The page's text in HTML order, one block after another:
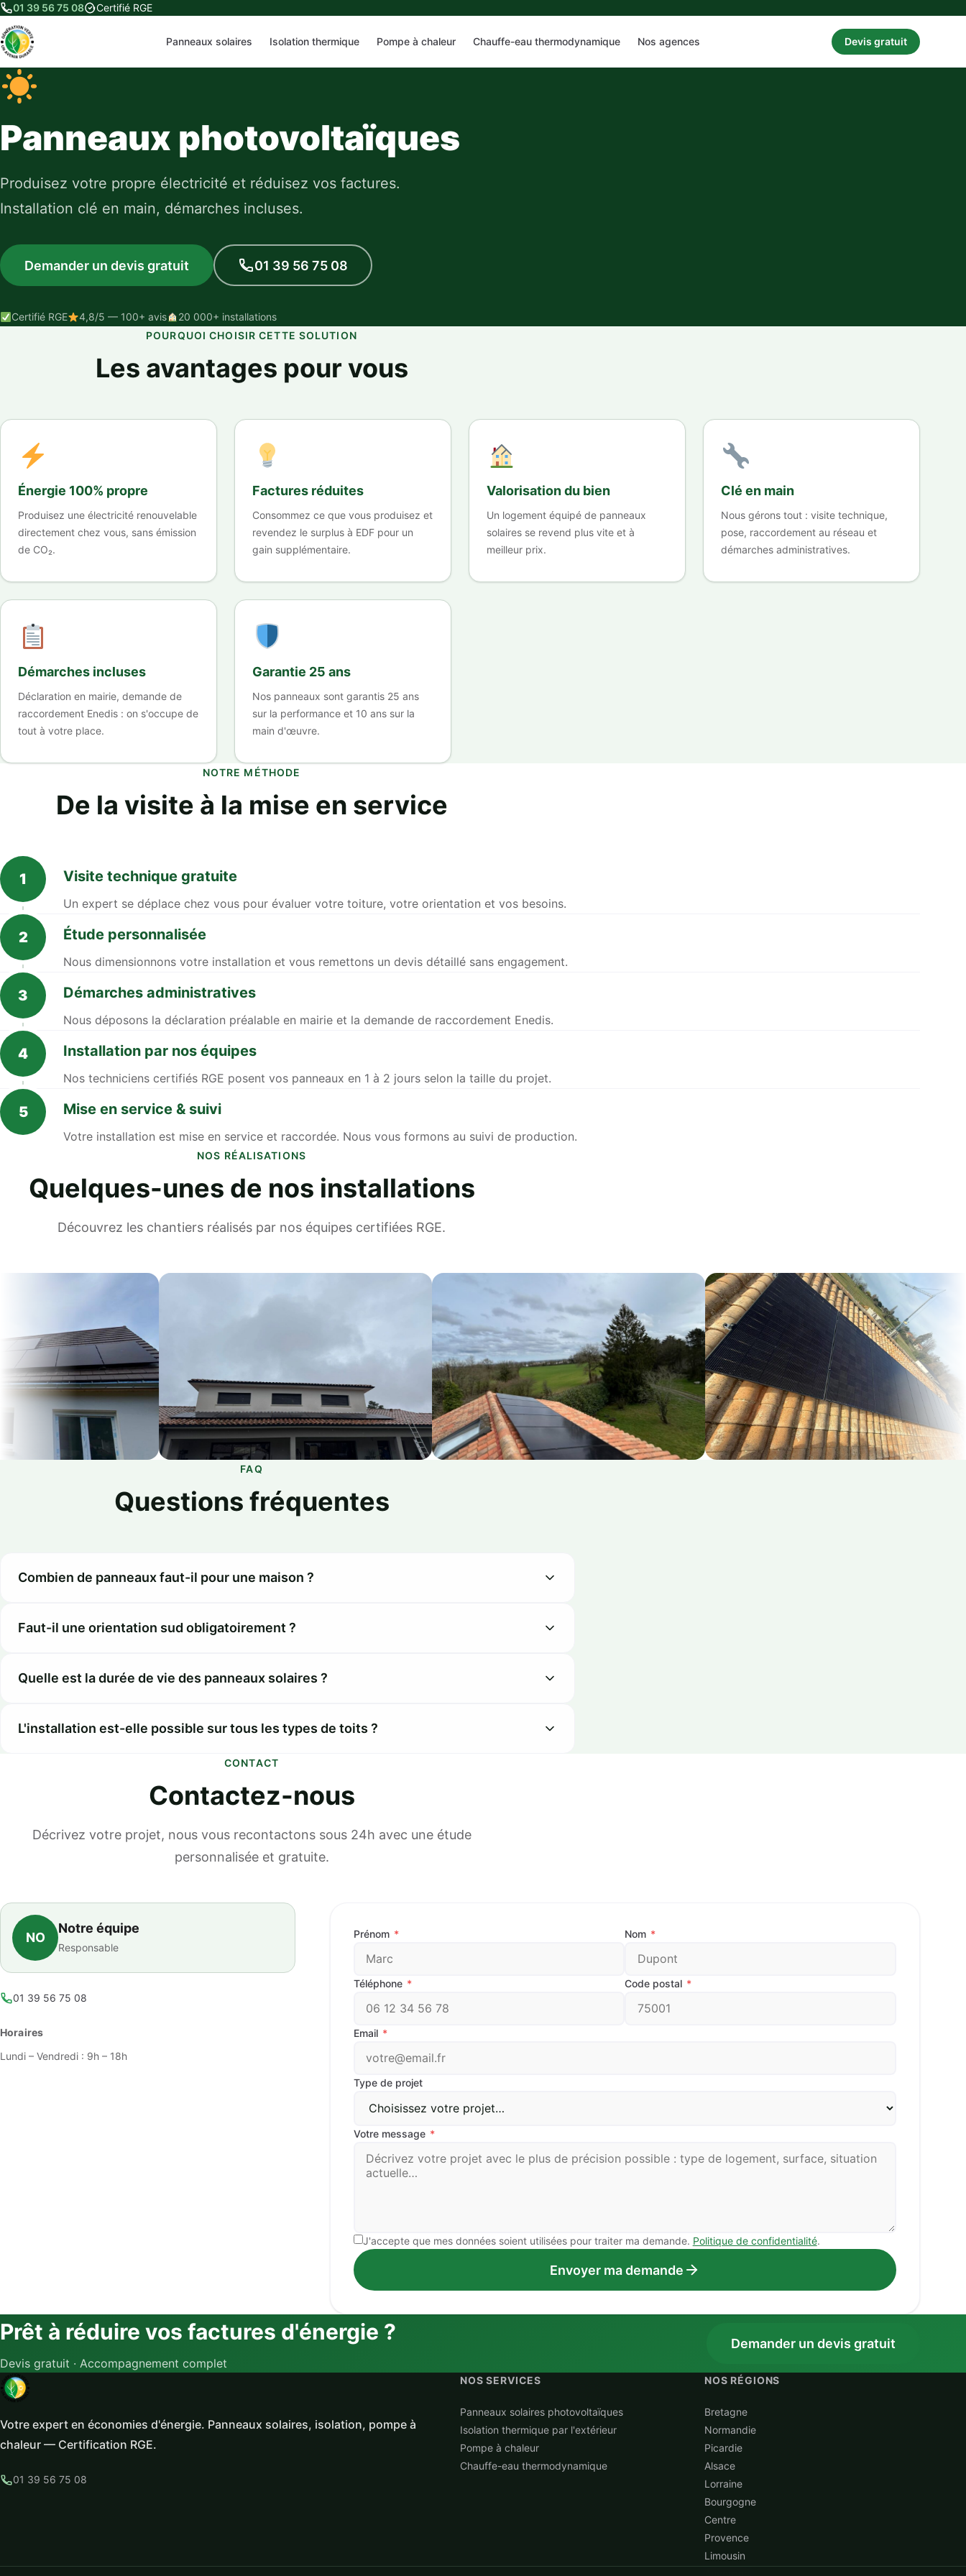
01 39 56 75 08 Certifié RGE
Panneaux solaires Isolation thermique Pompe à chaleur Chauffe-eau thermodynamique Nos agences Devis gratuit
Panneaux photovoltaïques
Produisez votre propre électricité et réduisez vos factures.
Installation clé en main, démarches incluses.
Demander un devis gratuit 01 39 56 75 08
Certifié RGE 4,8/5 — 100+ avis
20 000+ installations
POURQUOI CHOISIR CETTE SOLUTION
Les avantages pour vous
Énergie 100% propre
Produisez une électricité renouvelable
directement chez vous, sans émission
de CO₂.
Factures réduites
Consommez ce que vous produisez et
revendez le surplus à EDF pour un
gain supplémentaire.
Valorisation du bien
Un logement équipé de panneaux
solaires se revend plus vite et à
meilleur prix.
Clé en main
Nous gérons tout : visite technique,
pose, raccordement au réseau et
démarches administratives.
Démarches incluses
Déclaration en mairie, demande de
raccordement Enedis : on s'occupe de
tout à votre place.
Garantie 25 ans
Nos panneaux sont garantis 25 ans
sur la performance et 10 ans sur la
main d'œuvre.
NOTRE MÉTHODE
De la visite à la mise en service
1 Visite technique gratuite
Un expert se déplace chez vous pour évaluer votre toiture, votre orientation et vos besoins.
2 Étude personnalisée
Nous dimensionnons votre installation et vous remettons un devis détaillé sans engagement.
3 Démarches administratives
Nous déposons la déclaration préalable en mairie et la demande de raccordement Enedis.
4 Installation par nos équipes
Nos techniciens certifiés RGE posent vos panneaux en 1 à 2 jours selon la taille du projet.
5 Mise en service & suivi
Votre installation est mise en service et raccordée. Nous vous formons au suivi de production.
NOS RÉALISATIONS
Quelques-unes de nos installations
Découvrez les chantiers réalisés par nos équipes certifiées RGE.
FAQ
Questions fréquentes
Combien de panneaux faut-il pour une maison ?
Faut-il une orientation sud obligatoirement ?
Quelle est la durée de vie des panneaux solaires ?
L'installation est-elle possible sur tous les types de toits ?
CONTACT
Contactez-nous
Décrivez votre projet, nous vous recontactons sous 24h avec une étude
personnalisée et gratuite.
NO
Notre équipe
Responsable
01 39 56 75 08
Horaires
Lundi – Vendredi : 9h – 18h
Prénom * Nom *
Téléphone * Code postal *
Email *
Type de projet
Votre message *
J'accepte que mes données soient utilisées pour traiter ma demande. Politique de confidentialité.
Envoyer ma demande
Prêt à réduire vos factures d'énergie ?
Devis gratuit · Accompagnement complet
Demander un devis gratuit
Votre expert en économies d'énergie. Panneaux solaires, isolation, pompe à
chaleur — Certification RGE.
01 39 56 75 08
NOS SERVICES
Panneaux solaires photovoltaïques
Isolation thermique par l'extérieur
Pompe à chaleur
Chauffe-eau thermodynamique
NOS RÉGIONS
Bretagne
Normandie
Picardie
Alsace
Lorraine
Bourgogne
Centre
Provence
Limousin